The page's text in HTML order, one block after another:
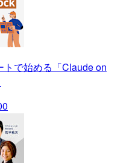
トで始める「Claude on